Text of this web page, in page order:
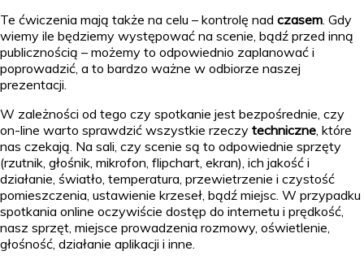
Te ćwiczenia mają także na celu – kontrolę nad czasem. Gdy
wiemy ile będziemy występować na scenie, bądź przed inną
publicznością – możemy to odpowiednio zaplanować i
poprowadzić, a to bardzo ważne w odbiorze naszej
prezentacji.
W zależności od tego czy spotkanie jest bezpośrednie, czy
on-line warto sprawdzić wszystkie rzeczy techniczne, które
nas czekają. Na sali, czy scenie są to odpowiednie sprzęty
(rzutnik, głośnik, mikrofon, flipchart, ekran), ich jakość i
działanie, światło, temperatura, przewietrzenie i czystość
pomieszczenia, ustawienie krzeseł, bądź miejsc. W przypadku
spotkania online oczywiście dostęp do internetu i prędkość,
nasz sprzęt, miejsce prowadzenia rozmowy, oświetlenie,
głośność, działanie aplikacji i inne.